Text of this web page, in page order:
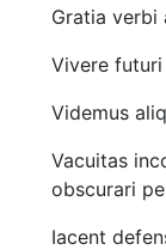
Gratia verbi
Vivere
Videmus
Vacuitas
obscurari
Iacent